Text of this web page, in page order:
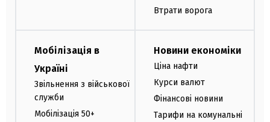
Втрати ворога
Мобілізація в
Україні
Звільнення з військової
служби
Мобілізація 50+
Новини економіки
Ціна нафти
Курси валют
Фінансові новини
Тарифи на комунальні